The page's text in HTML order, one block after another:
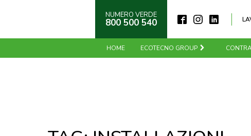
NUMERO VERDE
800 500 540
HOME ECOTECNO GROUP